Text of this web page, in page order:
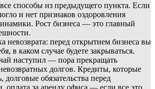
способы из предыдущего пункта. Если
и нет признаков оздоровления
Рост бизнеса — это главный
невозврата: перед открытием бизнеса вы
в каком случае будете закрываться.
наступил — пора прекращать
долгов. Кредиты, которые
долговые обязательства перед
оплата за аренду офиса — если все это